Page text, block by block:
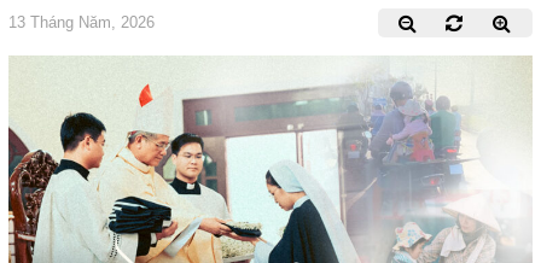
13 Tháng Năm, 2026